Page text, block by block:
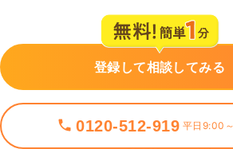
登録して相談してみる
0120-512-919 平日9:00